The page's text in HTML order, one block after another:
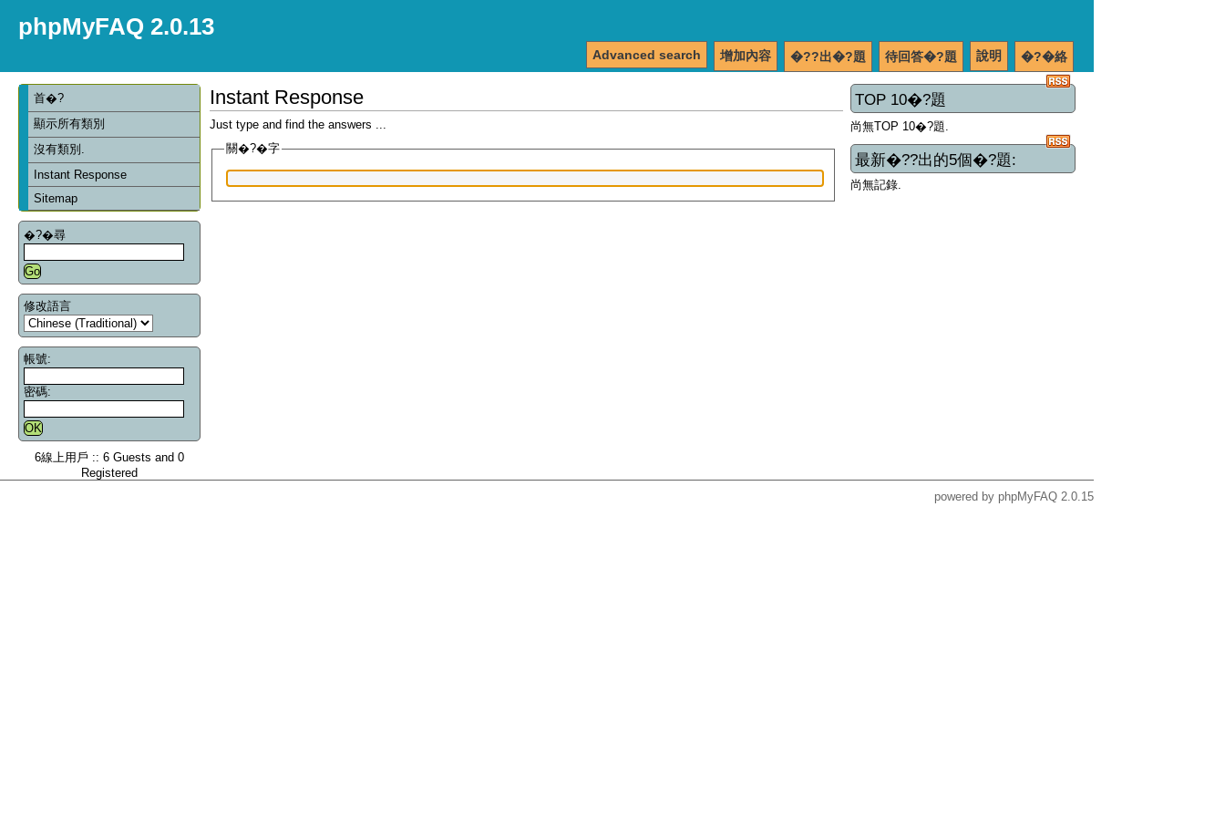
phpMyFAQ 2.0.13
�?�絡
說明
待回答�?題
�??出�?題
增加內容
Advanced search
首�?
顯示所有類別
沒有類別.
Instant Response
Sitemap
�?�尋
修改語言
帳號:
密碼:
6線上用戶 :: 6 Guests and 0
Registered
TOP 10�?題
尚無TOP 10�?題.
最新�??出的5個�?題:
尚無記錄.
Instant Response
Just type and find the answers ...
關�?�字
powered by phpMyFAQ 2.0.15